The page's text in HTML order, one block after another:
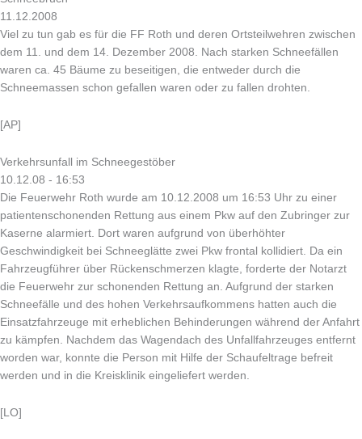
11.12.2008
Viel zu tun gab es für die FF Roth und deren Ortsteilwehren zwischen
dem 11. und dem 14. Dezember 2008. Nach starken Schneefällen
waren ca. 45 Bäume zu beseitigen, die entweder durch die
Schneemassen schon gefallen waren oder zu fallen drohten.
[AP]
Verkehrsunfall im Schneegestöber
10.12.08 - 16:53
Die Feuerwehr Roth wurde am 10.12.2008 um 16:53 Uhr zu einer
patientenschonenden Rettung aus einem Pkw auf den Zubringer zur
Kaserne alarmiert. Dort waren aufgrund von überhöhter
Geschwindigkeit bei Schneeglätte zwei Pkw frontal kollidiert. Da ein
Fahrzeugführer über Rückenschmerzen klagte, forderte der Notarzt
die Feuerwehr zur schonenden Rettung an. Aufgrund der starken
Schneefälle und des hohen Verkehrsaufkommens hatten auch die
Einsatzfahrzeuge mit erheblichen Behinderungen während der Anfahrt
zu kämpfen. Nachdem das Wagendach des Unfallfahrzeuges entfernt
worden war, konnte die Person mit Hilfe der Schaufeltrage befreit
werden und in die Kreisklinik eingeliefert werden.
[LO]